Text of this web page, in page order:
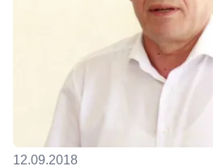
12.09.2018